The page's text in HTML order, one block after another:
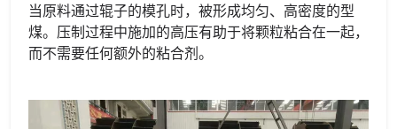
当原料通过辊子的模孔时，被形成均匀、高密度的型
煤。压制过程中施加的高压有助于将颗粒粘合在一起，
而不需要任何额外的粘合剂。